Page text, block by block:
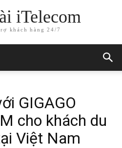
iTelecom
khách hàng 24/7
GIGAGO
cho khách du
Việt Nam